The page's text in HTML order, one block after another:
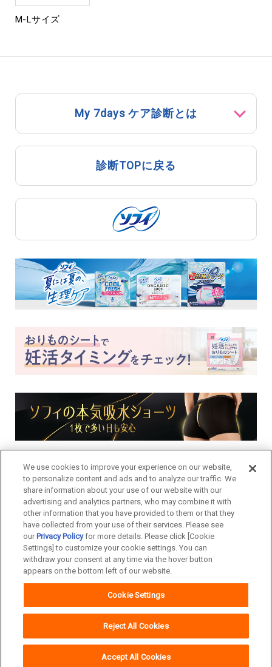
M-Lサイズ
My 7days ケア診断とは
診断TOPに戻る
Copyright© Unicharm Corporation
We use cookies to improve your experience on our website,
to personalize content and ads and to analyze our traffic. We
share information about your use of our website with our
advertising and analytics partners, who may combine it with
other information that you have provided to them or that they
have collected from your use of their services. Please see
our Privacy Policyfor more details. Please click [Cookie
Settings] to customize your cookie settings. You can
withdraw your consent at any time via the hover button
appears on the bottom left of our website.
Cookie Settings
Reject All Cookies
Accept All Cookies